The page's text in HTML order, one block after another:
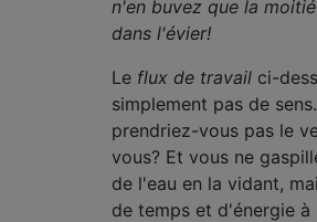
n'en buvez que la
dans l'évier!
Le flux de travail ci-
simplement pas de
prendriez-vous pas le
vous? Et vous ne
de l'eau en la vidant,
de temps et d'énergie à